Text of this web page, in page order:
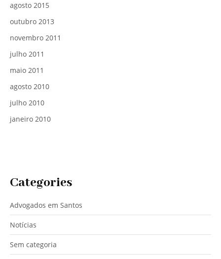
agosto 2015
outubro 2013
novembro 2011
julho 2011
maio 2011
agosto 2010
julho 2010
janeiro 2010
Categories
Advogados em Santos
Notícias
Sem categoria